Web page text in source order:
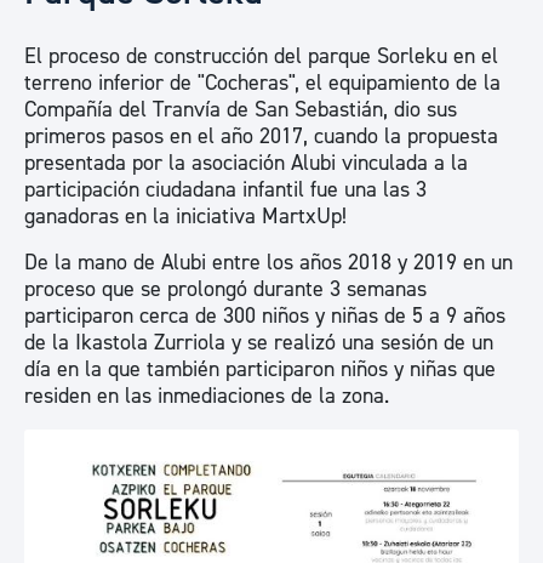
El proceso de construcción del parque Sorleku en el
terreno inferior de "Cocheras", el equipamiento de la
Compañía del Tranvía de San Sebastián, dio sus
primeros pasos en el año 2017, cuando la propuesta
presentada por la asociación Alubi vinculada a la
participación ciudadana infantil fue una las 3
ganadoras en la iniciativa MartxUp!
De la mano de Alubi entre los años 2018 y 2019 en un
proceso que se prolongó durante 3 semanas
participaron cerca de 300 niños y niñas de 5 a 9 años
de la Ikastola Zurriola y se realizó una sesión de un
día en la que también participaron niños y niñas que
residen en las inmediaciones de la zona.